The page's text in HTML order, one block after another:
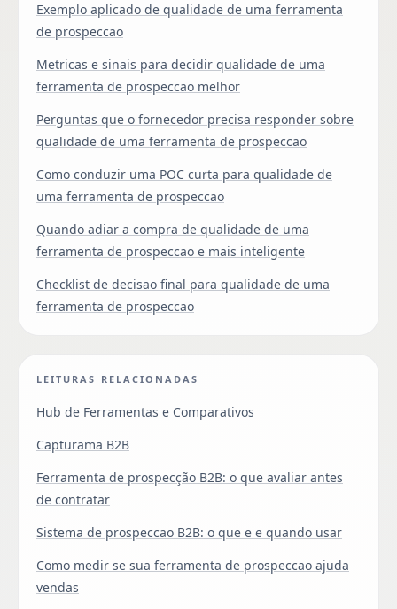
Exemplo aplicado de qualidade de uma ferramenta
de prospeccao
Metricas e sinais para decidir qualidade de uma
ferramenta de prospeccao melhor
Perguntas que o fornecedor precisa responder sobre
qualidade de uma ferramenta de prospeccao
Como conduzir uma POC curta para qualidade de
uma ferramenta de prospeccao
Quando adiar a compra de qualidade de uma
ferramenta de prospeccao e mais inteligente
Checklist de decisao final para qualidade de uma
ferramenta de prospeccao
LEITURAS RELACIONADAS
Hub de Ferramentas e Comparativos
Capturama B2B
Ferramenta de prospecção B2B: o que avaliar antes
de contratar
Sistema de prospeccao B2B: o que e e quando usar
Como medir se sua ferramenta de prospeccao ajuda
vendas